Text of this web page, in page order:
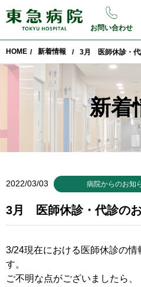
お問い合わせ
HOME / 新着情報 / 3月 医師休診・代
新着
2022/03/03 病院からのお知
3月 医師休診・代診の
3/24現在における医師休診の情
す。
ご不明な点がございましたら、